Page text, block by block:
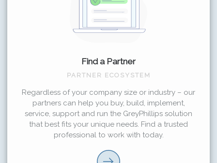
Find a Partner
PARTNER ECOSYSTEM
Regardless of your company size or industry – our
partners can help you buy, build, implement,
service, support and run the GreyPhillips solution
that best fits your unique needs. Find a trusted
professional to work with today.